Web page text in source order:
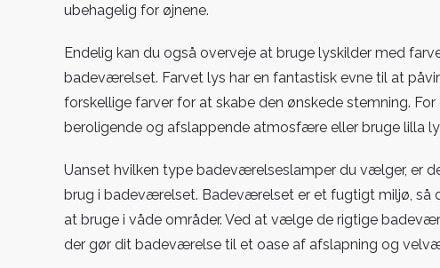
ubehagelig for øjnene.
Endelig kan du også overveje at bruge lyskilder med
badeværelset. Farvet lys har en fantastisk evne til at
forskellige farver for at skabe den ønskede stemning.
beroligende og afslappende atmosfære eller bruge lilla
Uanset hvilken type badeværelseslamper du vælger, er
brug i badeværelset. Badeværelset er et fugtigt miljø,
at bruge i våde områder. Ved at vælge de rigtige
der gør dit badeværelse til et oase af afslapning og